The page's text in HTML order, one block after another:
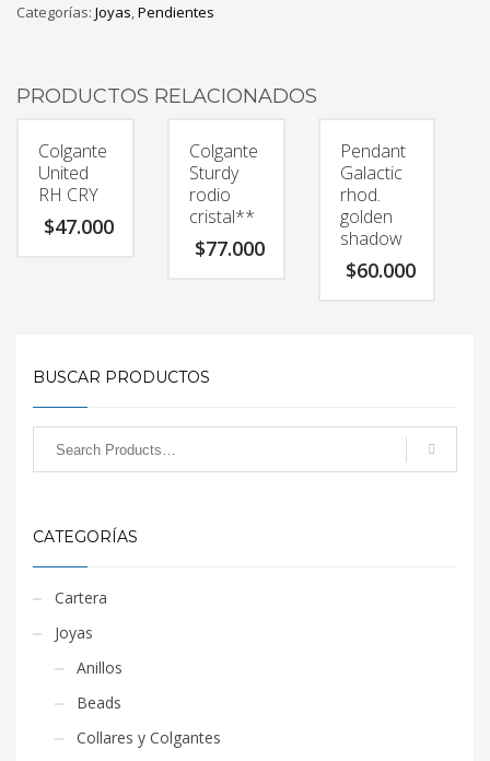
Categorías: Joyas,Pendientes
PRODUCTOS RELACIONADOS
Colgante
United
RH CRY
$47.000
Colgante
Sturdy
rodio
cristal**
$77.000
Pendant
Galactic
rhod.
golden
shadow
$60.000
BUSCAR PRODUCTOS
CATEGORÍAS
Cartera
Joyas
Anillos
Beads
Collares y Colgantes